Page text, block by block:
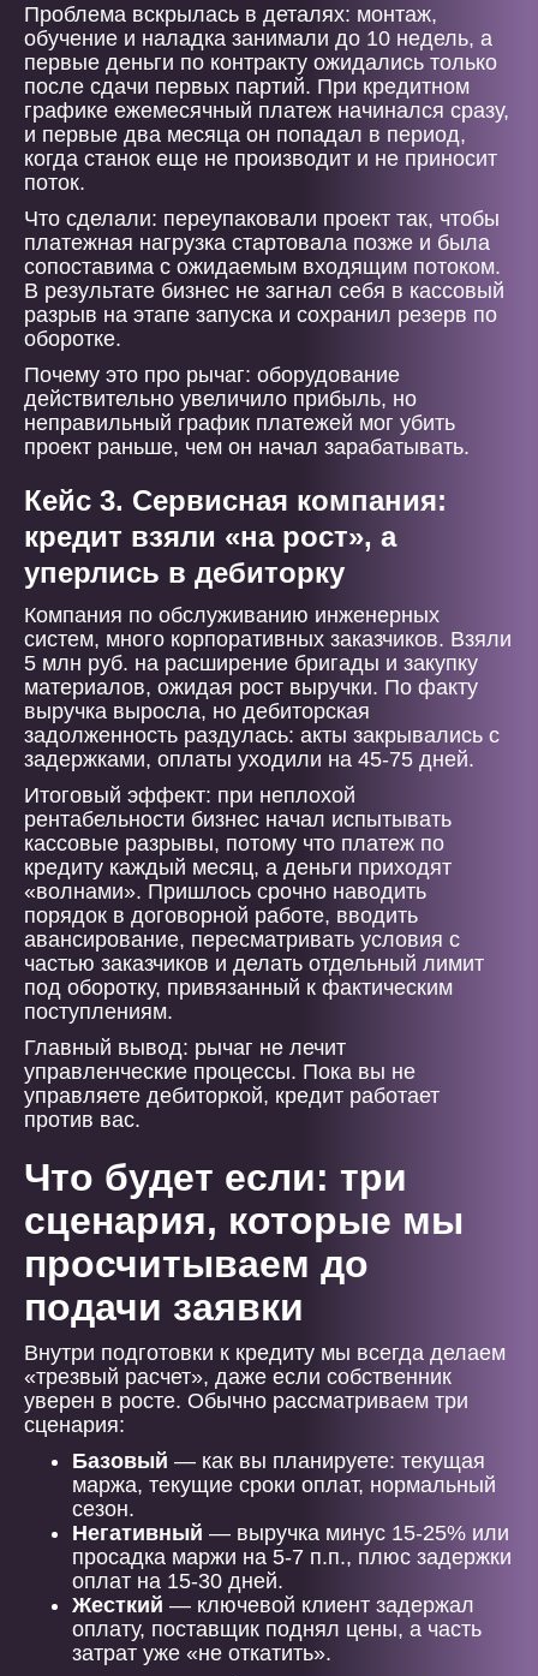
Проблема вскрылась в деталях: монтаж,
обучение и наладка занимали до 10 недель, а
первые деньги по контракту ожидались только
после сдачи первых партий. При кредитном
графике ежемесячный платеж начинался сразу,
и первые два месяца он попадал в период,
когда станок еще не производит и не приносит
поток.
Что сделали: переупаковали проект так, чтобы
платежная нагрузка стартовала позже и была
сопоставима с ожидаемым входящим потоком.
В результате бизнес не загнал себя в кассовый
разрыв на этапе запуска и сохранил резерв по
оборотке.
Почему это про рычаг: оборудование
действительно увеличило прибыль, но
неправильный график платежей мог убить
проект раньше, чем он начал зарабатывать.
Кейс 3. Сервисная компания:
кредит взяли «на рост», а
уперлись в дебиторку
Компания по обслуживанию инженерных
систем, много корпоративных заказчиков. Взяли
5 млн руб. на расширение бригады и закупку
материалов, ожидая рост выручки. По факту
выручка выросла, но дебиторская
задолженность раздулась: акты закрывались с
задержками, оплаты уходили на 45-75 дней.
Итоговый эффект: при неплохой
рентабельности бизнес начал испытывать
кассовые разрывы, потому что платеж по
кредиту каждый месяц, а деньги приходят
«волнами». Пришлось срочно наводить
порядок в договорной работе, вводить
авансирование, пересматривать условия с
частью заказчиков и делать отдельный лимит
под оборотку, привязанный к фактическим
поступлениям.
Главный вывод: рычаг не лечит
управленческие процессы. Пока вы не
управляете дебиторкой, кредит работает
против вас.
Что будет если: три
сценария, которые мы
просчитываем до
подачи заявки
Внутри подготовки к кредиту мы всегда делаем
«трезвый расчет», даже если собственник
уверен в росте. Обычно рассматриваем три
сценария:
Базовый — как вы планируете: текущая
маржа, текущие сроки оплат, нормальный
сезон.
Негативный — выручка минус 15-25% или
просадка маржи на 5-7 п.п., плюс задержки
оплат на 15-30 дней.
Жесткий — ключевой клиент задержал
оплату, поставщик поднял цены, а часть
затрат уже «не откатить».